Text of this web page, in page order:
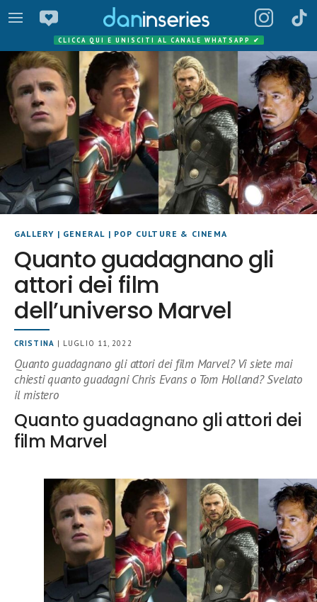
CLICCA QUI E UNISCITI AL CANALE WHATSAPP ✔
GALLERY | GENERAL | POP CULTURE & CINEMA
Quanto guadagnano gli
attori dei film
dell’universo Marvel
CRISTINA | LUGLIO 11, 2022
Quanto guadagnano gli attori dei film Marvel? Vi siete mai
chiesti quanto guadagni Chris Evans o Tom Holland? Svelato
il mistero
Quanto guadagnano gli attori dei
film Marvel